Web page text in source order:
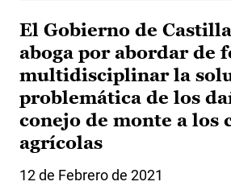
El Gobierno de
aboga por abordar de
multidisciplinar la
problemática de los
conejo de monte a los
agrícolas
12 de Febrero de 2021